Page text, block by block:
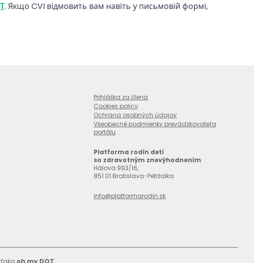
. Якщо CVI відмовить вам навіть у письмовій формі,
Prihláška za člena
Cookies policy
Ochrana osobných údajov
Všeobecné podmienky prevádzkovateľa
portálu
Platforma rodín detí
so zdravotným znevýhodnením
Hálova 993/16,
851 01 Bratislava-Petržalka
info@platformarodin.sk
oh my DOT